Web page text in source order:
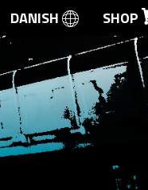
DANISH SHOP